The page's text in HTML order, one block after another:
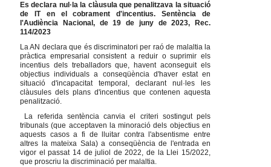
Es declara nul·la la clàusula que penalitzava la situació
de IT en el cobrament d'incentius. Sentència de
l'Audiència Nacional, de 19 de juny de 2023, Rec.
114/2023
La AN declara que és discriminatori per raó de malaltia la
pràctica empresarial consistent a reduir o suprimir els
incentius dels treballadors que, havent aconseguit els
objectius individuals a conseqüència d'haver estat en
situació d'incapacitat temporal, declarant nul·les les
clàusules dels plans d'incentius que contenen aquesta
penalització.
La referida sentència canvia el criteri sostingut pels
tribunals (que acceptaven la minoració dels objectius en
aquests casos a fi de lluitar contra l'absentisme entre
altres la mateixa Sala) a conseqüència de l'entrada en
vigor el passat 14 de juliol de 2022, de la Llei 15/2022,
que proscriu la discriminació per malaltia.